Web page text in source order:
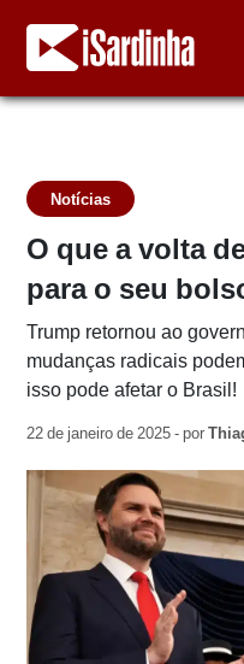
Notícias
O que a volta
para o seu
Trump retornou ao
mudanças radicais
isso pode afetar o Brasil!
22 de janeiro de 2025 - por